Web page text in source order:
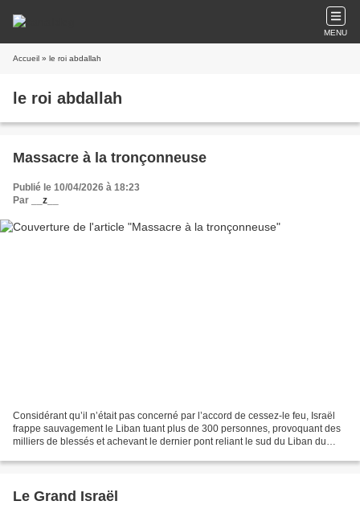
MENU
Accueil » le roi abdallah
le roi abdallah
Massacre à la tronçonneuse
Publié le 10/04/2026 à 18:23
Par
__z__
Considérant qu’il n’était pas concerné par l’accord de cessez-le feu, Israël
frappe sauvagement le Liban tuant plus de 300 personnes, provoquant des
milliers de blessés et achevant le dernier pont reliant le sud du Liban du
Le Grand Israël